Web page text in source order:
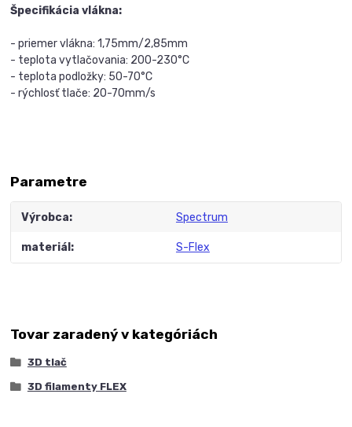
Špecifikácia vlákna:
- priemer vlákna: 1,75mm/2,85mm
- teplota vytlačovania: 200-230°C
- teplota podložky: 50-70°C
- rýchlosť tlače: 20-70mm/s
Parametre
Výrobca Spectrum
materiál S-Flex
Tovar zaradený v kategóriách
3D tlač
3D filamenty FLEX